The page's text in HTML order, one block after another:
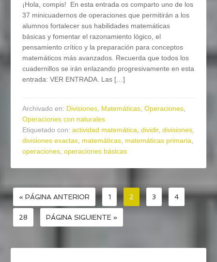
¡Hola, compis! En esta entrada os comparto uno de los
37 minicuadernos de operaciones que permitirán a los
alumnos fortalecer sus habilidades matemáticas
básicas y fomentar el razonamiento lógico, el
pensamiento crítico y la preparación para conceptos
matemáticos más avanzados. Recuerda que todos los
cuadernillos se irán enlazando progresivamente en esta
entrada: VER ENTRADA. Las […]
Archivado en: Divisiones, Matemáticas,Operaciones,
Operaciones con naturales
Etiquetado con:actividad matemática,dividir,divisiones,
divisiones exactas, matemáticas, matemáticas primaria,
operaciones,operaciones básicas
« PÁGINA ANTERIOR 1 2 3 4 …
28 PÁGINA SIGUIENTE »